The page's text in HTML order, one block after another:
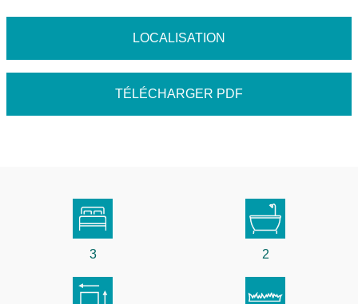
LOCALISATION
TÉLÉCHARGER PDF
3 2